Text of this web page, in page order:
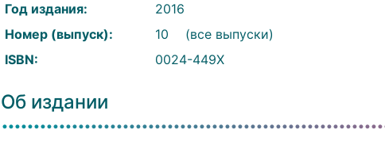
Год издания:
2016
Номер (выпуск):
10
(все выпуски)
ISBN:
0024-449X
Об издании